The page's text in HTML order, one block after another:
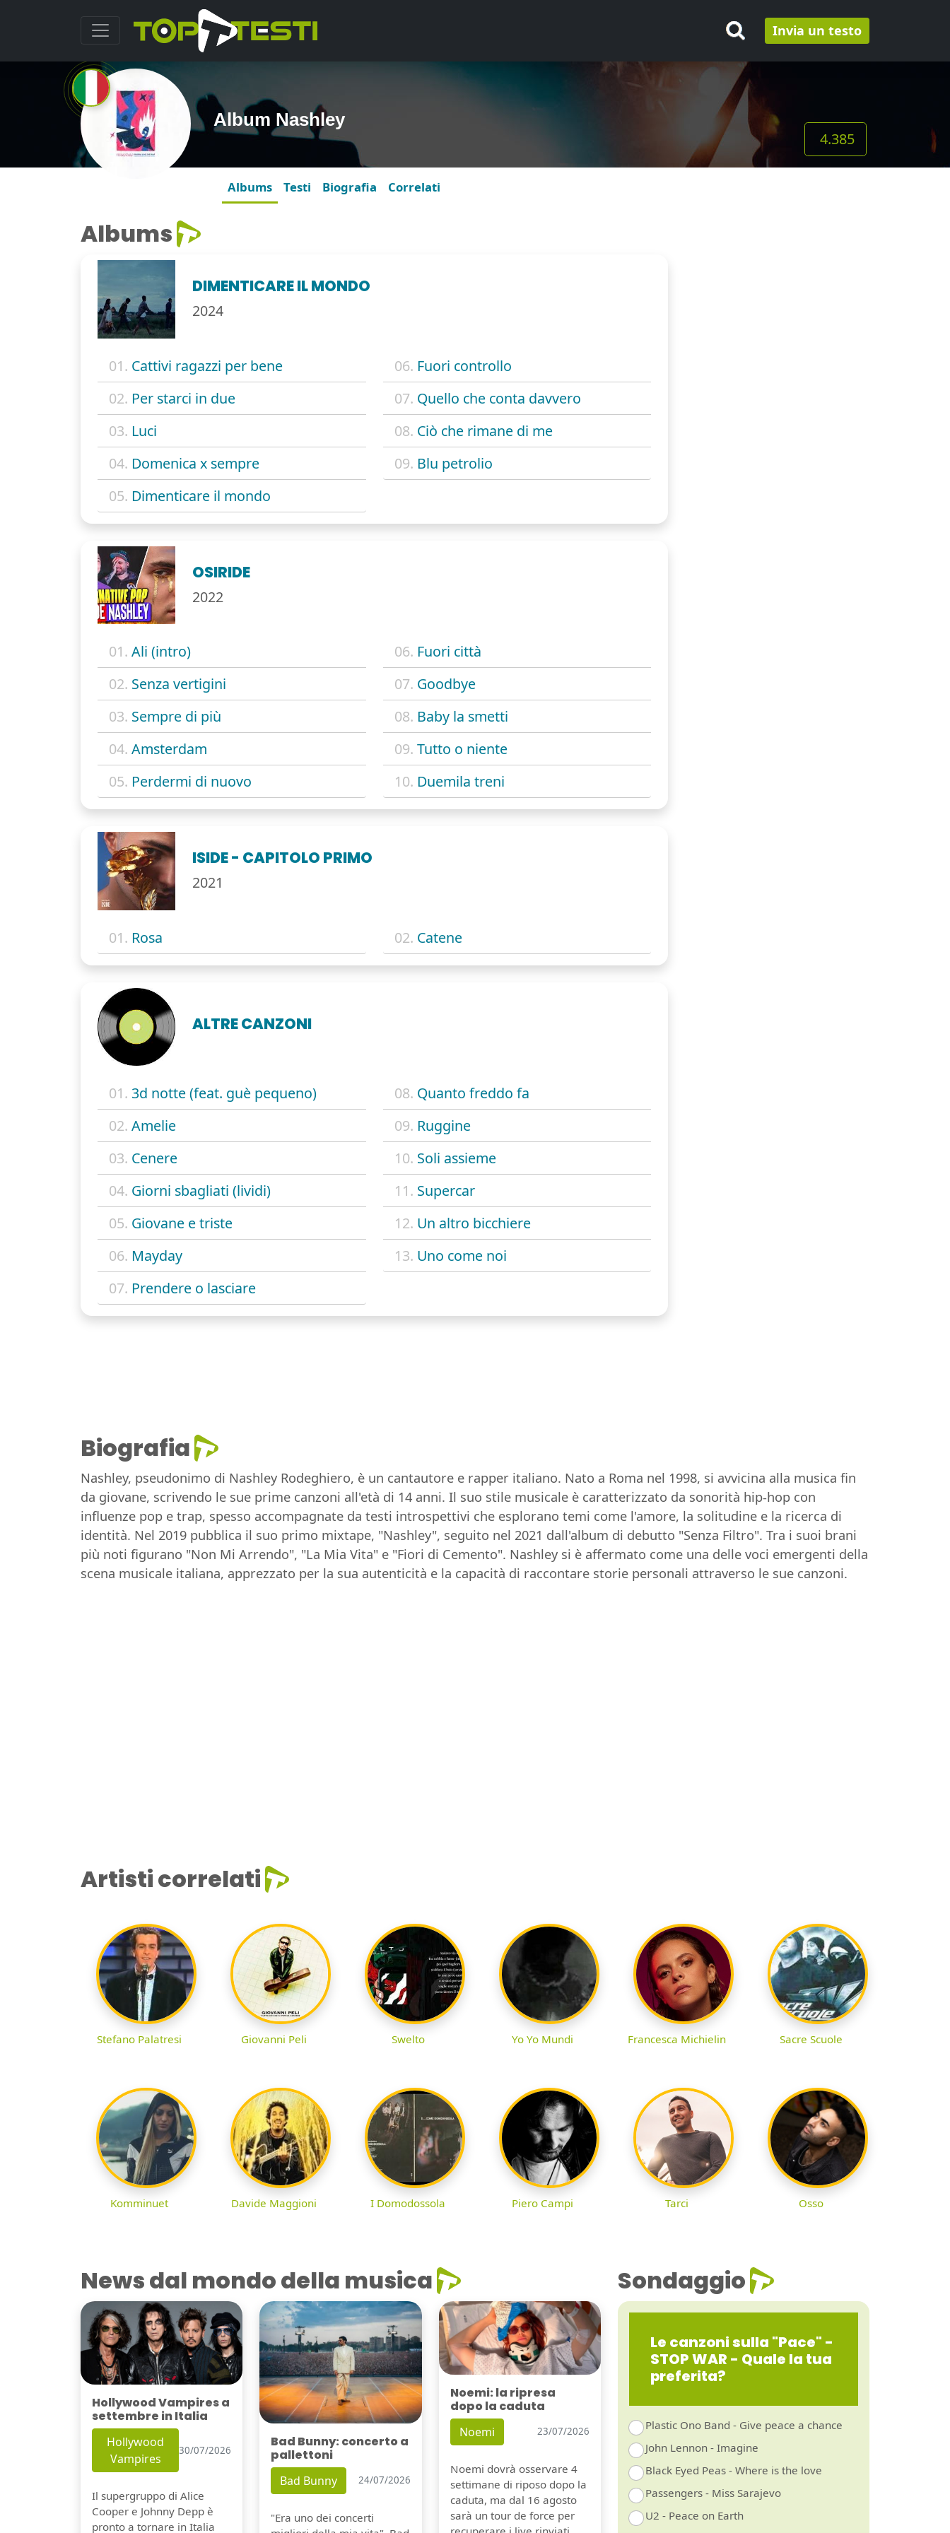
Invia un testo
Album Nashley
4.385
Albums Testi Biografia Correlati
Albums
DIMENTICARE IL MONDO
2024
01. Cattivi ragazzi per bene
02. Per starci in due
03. Luci
04. Domenica x sempre
05. Dimenticare il mondo
06. Fuori controllo
07. Quello che conta davvero
08. Ciò che rimane di me
09. Blu petrolio
OSIRIDE
2022
01. Ali (intro)
02. Senza vertigini
03. Sempre di più
04. Amsterdam
05. Perdermi di nuovo
06. Fuori città
07. Goodbye
08. Baby la smetti
09. Tutto o niente
10. Duemila treni
ISIDE - CAPITOLO PRIMO
2021
01. Rosa 02. Catene
ALTRE CANZONI
01. 3d notte (feat. guè pequeno)
02. Amelie
03. Cenere
04. Giorni sbagliati (lividi)
05. Giovane e triste
06. Mayday
07. Prendere o lasciare
08. Quanto freddo fa
09. Ruggine
10. Soli assieme
11. Supercar
12. Un altro bicchiere
13. Uno come noi
Biografia
Nashley, pseudonimo di Nashley Rodeghiero, è un cantautore e rapper italiano. Nato a Roma nel 1998, si avvicina alla musica fin
da giovane, scrivendo le sue prime canzoni all'età di 14 anni. Il suo stile musicale è caratterizzato da sonorità hip-hop con
influenze pop e trap, spesso accompagnate da testi introspettivi che esplorano temi come l'amore, la solitudine e la ricerca di
identità. Nel 2019 pubblica il suo primo mixtape, "Nashley", seguito nel 2021 dall'album di debutto "Senza Filtro". Tra i suoi brani
più noti figurano "Non Mi Arrendo", "La Mia Vita" e "Fiori di Cemento". Nashley si è affermato come una delle voci emergenti della
scena musicale italiana, apprezzato per la sua autenticità e la capacità di raccontare storie personali attraverso le sue canzoni.
Artisti correlati
Stefano Palatresi Giovanni Peli Swelto Yo Yo Mundi Francesca Michielin Sacre Scuole
Komminuet Davide Maggioni I Domodossola Piero Campi Tarci Osso
News dal mondo della musica
Hollywood Vampires a
settembre in Italia
Hollywood
Vampires
30/07/2026
Il supergruppo di Alice
Cooper e Johnny Depp è
pronto a tornare in Italia
Bad Bunny: concerto a
pallettoni
Bad Bunny 24/07/2026
"Era uno dei concerti
Noemi: la ripresa
dopo la caduta
Noemi 23/07/2026
Noemi dovrà osservare 4
settimane di riposo dopo la
caduta, ma dal 16 agosto
sarà un tour de force per
Sondaggio
Le canzoni sulla "Pace" -
STOP WAR - Quale la tua
preferita?
Plastic Ono Band - Give peace a chance
John Lennon - Imagine
Black Eyed Peas - Where is the love
Passengers - Miss Sarajevo
U2 - Peace on Earth